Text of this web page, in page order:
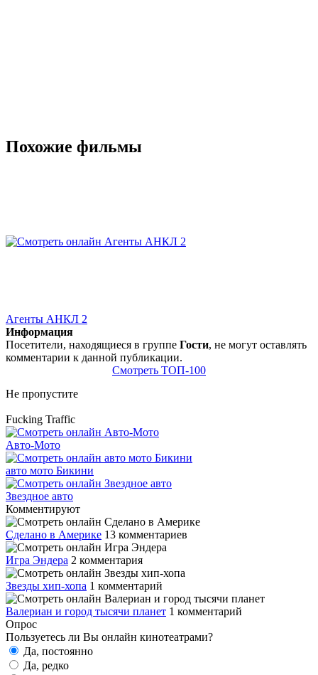
Похожие фильмы
Агенты АНКЛ 2
Информация
Посетители, находящиеся в группе Гости, не могут оставлять
комментарии к данной публикации.
Смотреть ТОП-100
Не пропустите
Fucking Traffic
Авто-Мото
авто мото Бикини
Звездное авто
Комментируют
Сделано в Америке 13 комментариев
Игра Эндера 2 комментария
Звезды хип-хопа 1 комментарий
Валериан и город тысячи планет 1 комментарий
Опрос
Пользуетесь ли Вы онлайн кинотеатрами?
Да, постоянно
Да, редко